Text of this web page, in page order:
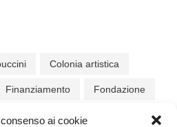
ai cookie
Colonia artistica
Finanziamento Fondazione
Museo Nuova sede